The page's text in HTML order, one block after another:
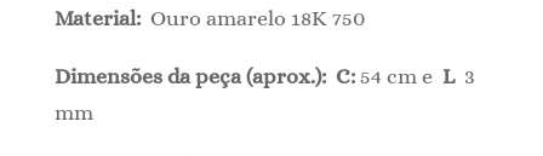
Material: Ouro amarelo 18K 750
Dimensões da peça (aprox.): C: 54 cm e L 3
mm